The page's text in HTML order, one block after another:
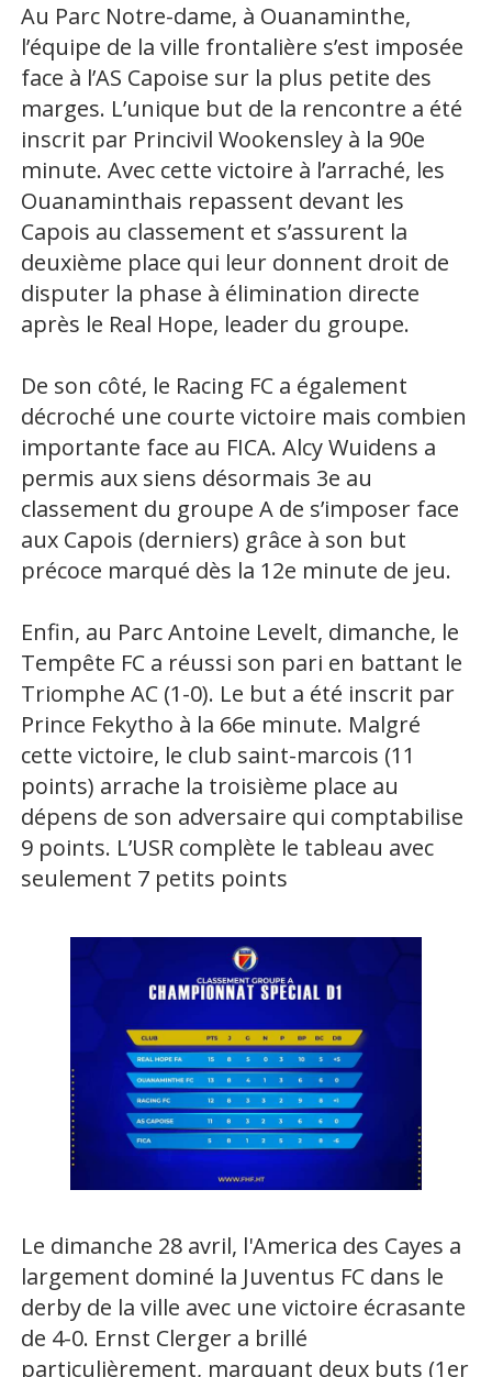
Au Parc Notre-dame, à Ouanaminthe,
l’équipe de la ville frontalière s’est imposée
face à l’AS Capoise sur la plus petite des
marges. L’unique but de la rencontre a été
inscrit par Princivil Wookensley à la 90e
minute. Avec cette victoire à l’arraché, les
Ouanaminthais repassent devant les
Capois au classement et s’assurent la
deuxième place qui leur donnent droit de
disputer la phase à élimination directe
après le Real Hope, leader du groupe.
De son côté, le Racing FC a également
décroché une courte victoire mais combien
importante face au FICA. Alcy Wuidens a
permis aux siens désormais 3e au
classement du groupe A de s’imposer face
aux Capois (derniers) grâce à son but
précoce marqué dès la 12e minute de jeu.
Enfin, au Parc Antoine Levelt, dimanche, le
Tempête FC a réussi son pari en battant le
Triomphe AC (1-0). Le but a été inscrit par
Prince Fekytho à la 66e minute. Malgré
cette victoire, le club saint-marcois (11
points) arrache la troisième place au
dépens de son adversaire qui comptabilise
9 points. L’USR complète le tableau avec
seulement 7 petits points
Le dimanche 28 avril, l'America des Cayes a
largement dominé la Juventus FC dans le
derby de la ville avec une victoire écrasante
de 4-0. Ernst Clerger a brillé
particulièrement, marquant deux buts (1er